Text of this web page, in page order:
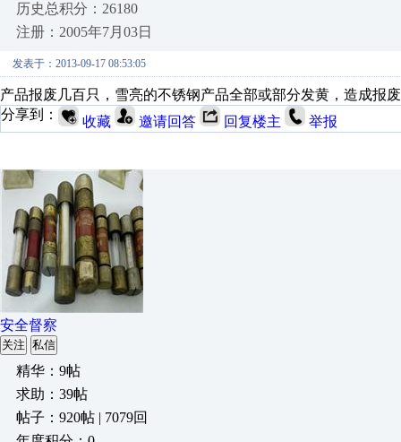
历史总积分：26180
注册：2005年7月03日
发表于：2013-09-17 08:53:05
产品报废几百只，雪亮的不锈钢产品全部或部分发黄，造成报
分享到：
收藏 邀请回答 回复楼主 举报
安全督察
关注 私信
精华：9帖
求助：39帖
帖子：920帖 | 7079回